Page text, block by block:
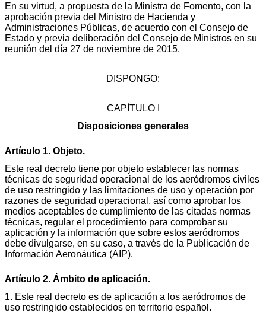
En su virtud, a propuesta de la Ministra de Fomento, con la
aprobación previa del Ministro de Hacienda y
Administraciones Públicas, de acuerdo con el Consejo de
Estado y previa deliberación del Consejo de Ministros en su
reunión del día 27 de noviembre de 2015,
DISPONGO:
CAPÍTULO I
Disposiciones generales
Artículo 1. Objeto.
Este real decreto tiene por objeto establecer las normas
técnicas de seguridad operacional de los aeródromos civiles
de uso restringido y las limitaciones de uso y operación por
razones de seguridad operacional, así como aprobar los
medios aceptables de cumplimiento de las citadas normas
técnicas, regular el procedimiento para comprobar su
aplicación y la información que sobre estos aeródromos
debe divulgarse, en su caso, a través de la Publicación de
Información Aeronáutica (AIP).
Artículo 2. Ámbito de aplicación.
1. Este real decreto es de aplicación a los aeródromos de
uso restringido establecidos en territorio español.